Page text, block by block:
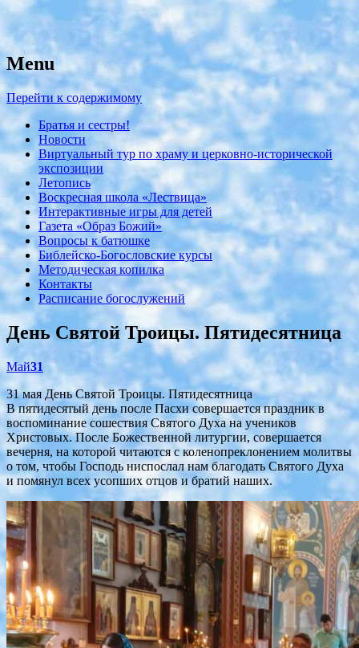
Никольский храм
с. Николо-Крутины Егорьевского
района
Menu
Перейти к содержимому
Братья и сестры!
Новости
Виртуальный тур по храму и церковно-исторической
экспозиции
Летопись
Воскресная школа «Лествица»
Интерактивные игры для детей
Газета «Образ Божий»
Вопросы к батюшке
Библейско-Богословские курсы
Методическая копилка
Контакты
Расписание богослужений
День Святой Троицы. Пятидесятница
Май31
31 мая День Святой Троицы. Пятидесятница
В пятидесятый день после Пасхи совершается праздник в
воспоминание сошествия Святого Духа на учеников
Христовых. После Божественной литургии, совершается
вечерня, на которой читаются с коленопреклонением молитвы
о том, чтобы Господь ниспослал нам благодать Святого Духа
и помянул всех усопших отцов и братий наших.